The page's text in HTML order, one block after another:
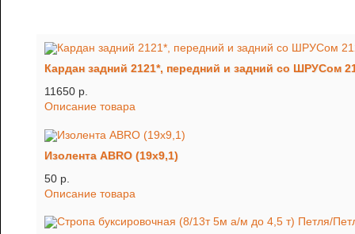
Кардан задний 2121*, передний и задний со ШРУСом
11650 p.
Описание товара
Изолента ABRO (19х9,1)
50 p.
Описание товара